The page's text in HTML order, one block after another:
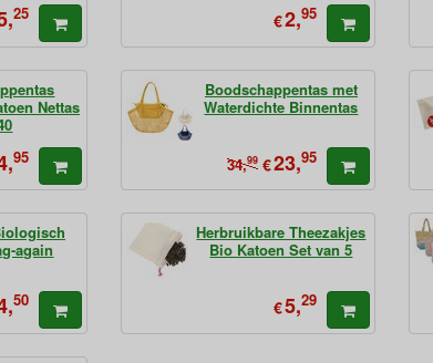
25 €2,95
Nettas
95
Boodschappentas met
Waterdichte Binnentas
34,99 €23,95
again
50
Herbruikbare Theezakjes
Bio Katoen Set van 5
€5,29